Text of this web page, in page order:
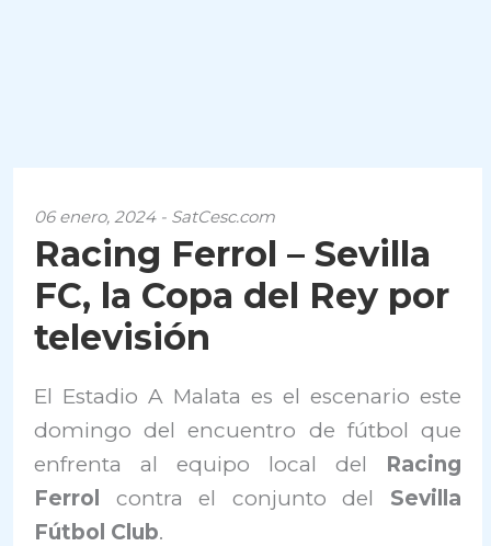
06 enero, 2024 - SatCesc.com
Racing Ferrol – Sevilla
FC, la Copa del Rey por
televisión
El Estadio A Malata es el escenario este
domingo del encuentro de fútbol que
enfrenta al equipo local del Racing
Ferrol contra el conjunto del Sevilla
Fútbol Club.